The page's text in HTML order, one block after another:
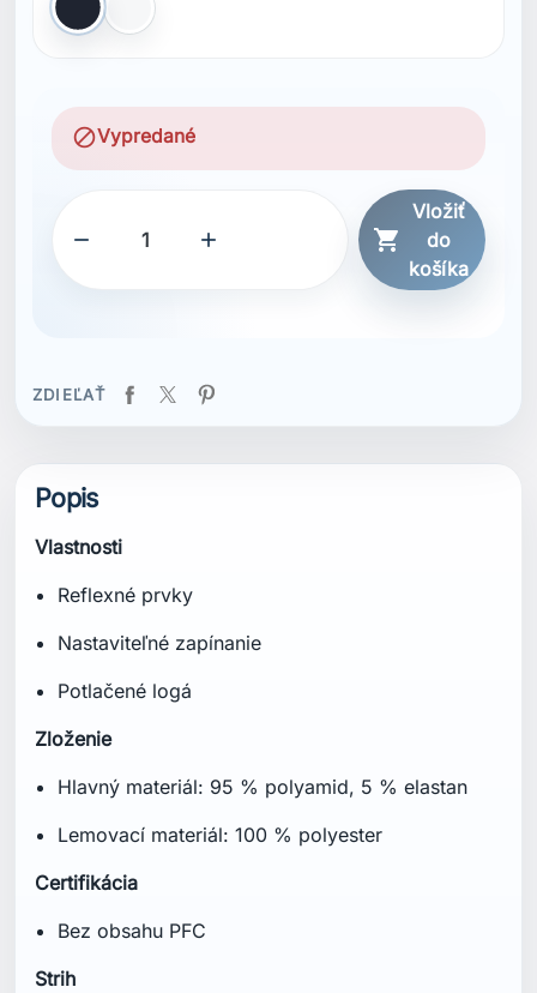
BLACK WHITE
blockVypredané
  
Vložiť
do
košíka
ZDIEĽAŤ
Popis
Vlastnosti
Reflexné prvky
Nastaviteľné zapínanie
Potlačené logá
Zloženie
Hlavný materiál: 95 % polyamid, 5 % elastan
Lemovací materiál: 100 % polyester
Certifikácia
Bez obsahu PFC
Strih